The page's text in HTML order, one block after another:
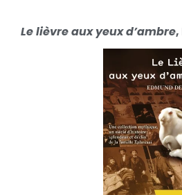
Le lièvre aux yeux d’ambre,